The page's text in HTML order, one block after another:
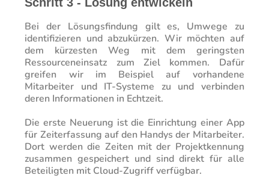
Bei der Lösungsfindung gilt es, Umwege zu
identifizieren und abzukürzen. Wir möchten auf
dem kürzesten Weg mit dem geringsten
Ressourceneinsatz zum Ziel kommen. Dafür
greifen wir im Beispiel auf vorhandene
Mitarbeiter und IT-Systeme zu und verbinden
deren Informationen in Echtzeit.
Die erste Neuerung ist die Einrichtung einer App
für Zeiterfassung auf den Handys der Mitarbeiter.
Dort werden die Zeiten mit der Projektkennung
zusammen gespeichert und sind direkt für alle
Beteiligten mit Cloud-Zugriff verfügbar.